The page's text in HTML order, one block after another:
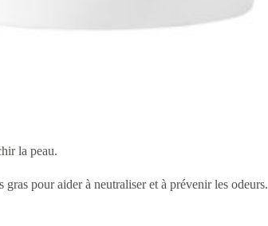
la peau.
pour aider à neutraliser et à prévenir les odeurs.